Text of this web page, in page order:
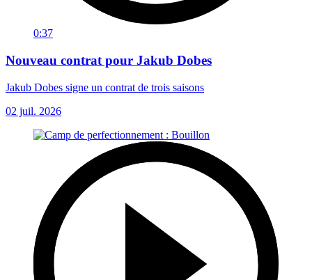
0:37
Nouveau contrat pour Jakub Dobes
Jakub Dobes signe un contrat de trois saisons
02 juil. 2026